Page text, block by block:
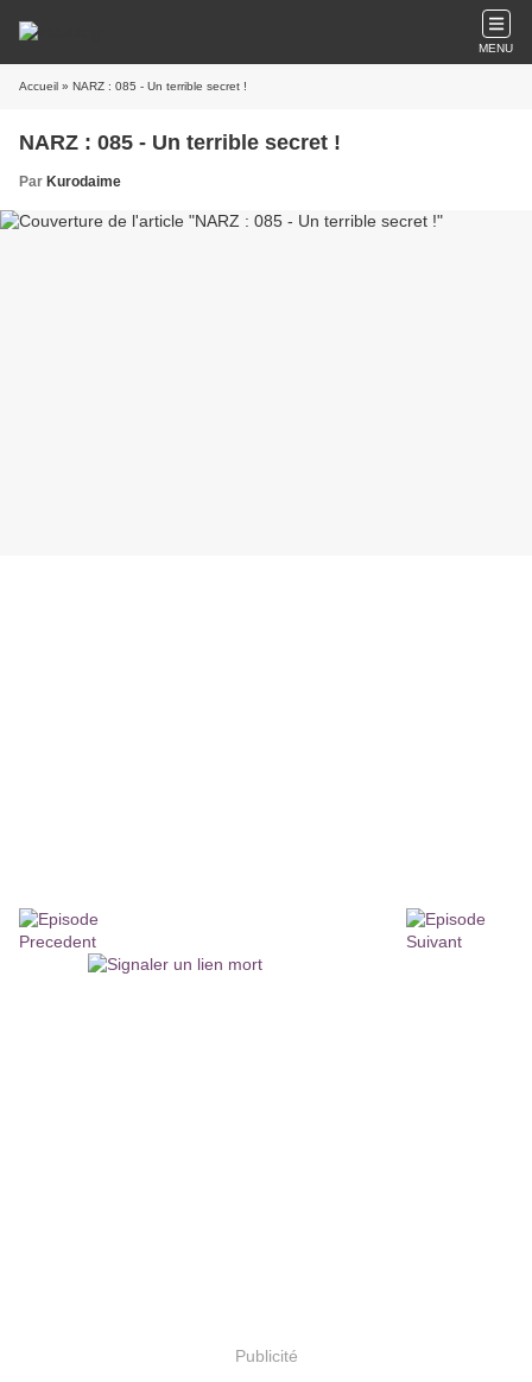
MENU
Accueil » NARZ : 085 - Un terrible secret !
NARZ : 085 - Un terrible secret !
Par Kurodaime
Publicité